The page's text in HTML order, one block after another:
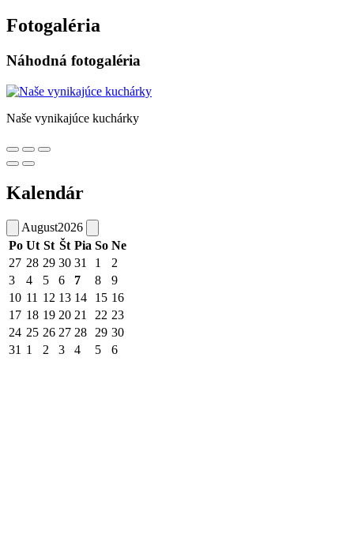
Fotogaléria
Náhodná fotogaléria
Naše vynikajúce kuchárky
Kalendár
August2026
Po Ut St Št Pia So Ne
27 28 29 30 31 1
2
3
4 5 6 7 8
9
10 11 12 13 14 15 16
17 18 19 20 21 22 23
24 25 26 27 28 29 30
31 1 2 3 4 5 6